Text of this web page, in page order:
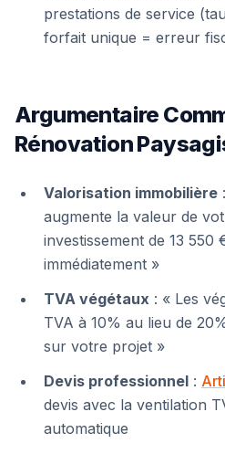
prestations de service
forfait unique = erreur
Argumentaire
Rénovation
Valorisation immobilière
augmente la valeur de
investissement de 13 550
immédiatement »
TVA végétaux : « Les
TVA à 10% au lieu de
sur votre projet »
Devis professionnel :
devis avec la ventilation
automatique